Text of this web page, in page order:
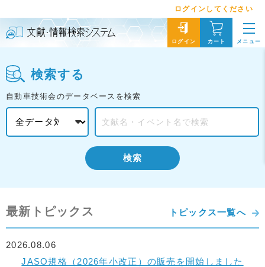
ログインしてください
ログイン カート メニュー
検索する
自動車技術会のデータベースを検索
検索
最新トピックス トピックス一覧へ
JASO規格（2026年小改正）の販売を開始しました
2026.08.06